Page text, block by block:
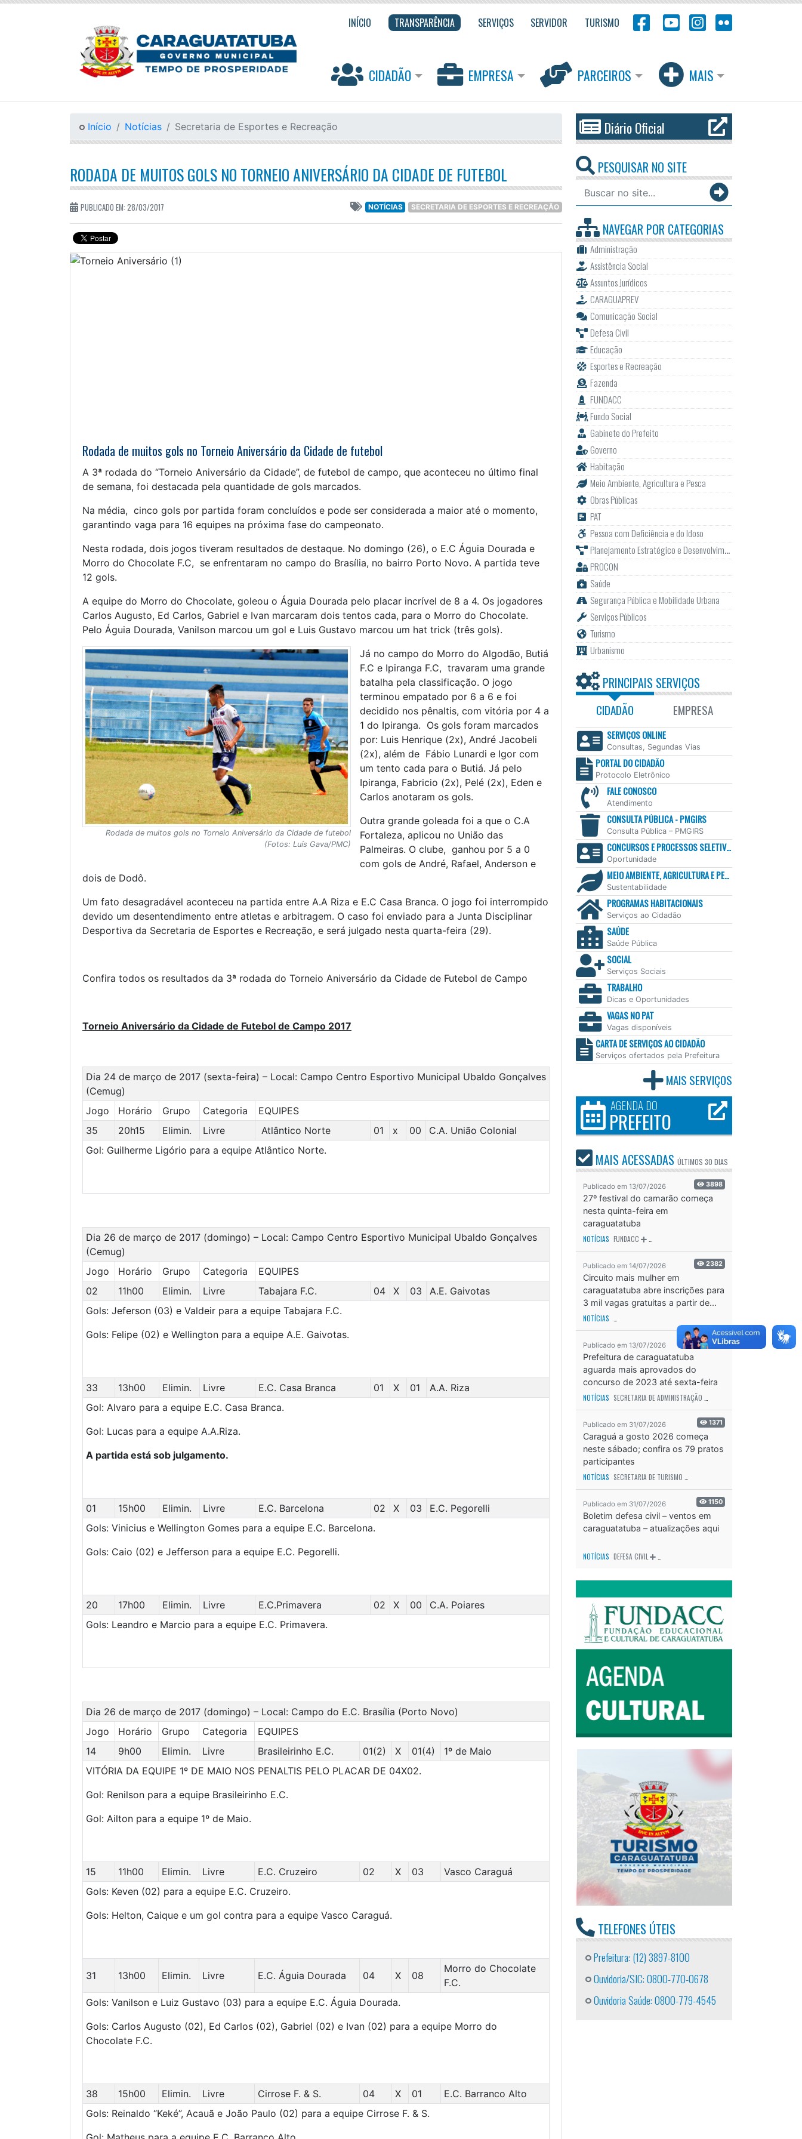
INÍCIO TRANSPARÊNCIA SERVIÇOS SERVIDOR TURISMO
CIDADÃO EMPRESA PARCEIROS MAIS
Início Notícias Secretaria de Esportes e Recreação
RODADA DE MUITOS GOLS NO TORNEIO ANIVERSÁRIO DA CIDADE DE FUTEBOL
PUBLICADO EM: 28/03/2017 NOTÍCIAS SECRETARIA DE ESPORTES E RECREAÇÃO
Rodada de muitos gols no Torneio Aniversário da Cidade de futebol
A 3ª rodada do “Torneio Aniversário da Cidade”, de futebol de campo, que aconteceu no último final
de semana, foi destacada pela quantidade de gols marcados.
Na média, cinco gols por partida foram concluídos e pode ser considerada a maior até o momento,
garantindo vaga para 16 equipes na próxima fase do campeonato.
Nesta rodada, dois jogos tiveram resultados de destaque. No domingo (26), o E.C Águia Dourada e
Morro do Chocolate F.C, se enfrentaram no campo do Brasília, no bairro Porto Novo. A partida teve
12 gols.
A equipe do Morro do Chocolate, goleou o Águia Dourada pelo placar incrível de 8 a 4. Os jogadores
Carlos Augusto, Ed Carlos, Gabriel e Ivan marcaram dois tentos cada, para o Morro do Chocolate.
Pelo Águia Dourada, Vanilson marcou um gol e Luis Gustavo marcou um hat trick (três gols).
Rodada de muitos gols no Torneio Aniversário da Cidade de futebol
(Fotos: Luís Gava/PMC)
Já no campo do Morro do Algodão, Butiá
F.C e Ipiranga F.C, travaram uma grande
batalha pela classificação. O jogo
terminou empatado por 6 a 6 e foi
decidido nos pênaltis, com vitória por 4 a
1 do Ipiranga. Os gols foram marcados
por: Luis Henrique (2x), André Jacobeli
(2x), além de Fábio Lunardi e Igor com
um tento cada para o Butiá. Já pelo
Ipiranga, Fabricio (2x), Pelé (2x), Eden e
Carlos anotaram os gols.
Outra grande goleada foi a que o C.A
Fortaleza, aplicou no União das
Palmeiras. O clube, ganhou por 5 a 0
com gols de André, Rafael, Anderson e
dois de Dodô.
Um fato desagradável aconteceu na partida entre A.A Riza e E.C Casa Branca. O jogo foi interrompido
devido um desentendimento entre atletas e arbitragem. O caso foi enviado para a Junta Disciplinar
Desportiva da Secretaria de Esportes e Recreação, e será julgado nesta quarta-feira (29).
Confira todos os resultados da 3ª rodada do Torneio Aniversário da Cidade de Futebol de Campo
Torneio Aniversário da Cidade de Futebol de Campo 2017
Dia 24 de março de 2017 (sexta-feira) – Local: Campo Centro Esportivo Municipal Ubaldo Gonçalves
(Cemug)
Jogo
Horário Grupo Categoria
EQUIPES
35
20h15 Elimin. Livre Atlântico Norte 01 x 00
C.A. União Colonial
Gol: Guilherme Ligório para a equipe Atlântico Norte.
Dia 26 de março de 2017 (domingo) – Local: Campo Centro Esportivo Municipal Ubaldo Gonçalves
(Cemug)
Jogo
Horário Grupo Categoria
EQUIPES
02
11h00 Elimin. Livre Tabajara F.C. 04 X 03
A.E. Gaivotas
Gols: Jeferson (03) e Valdeir para a equipe Tabajara F.C.
Gols: Felipe (02) e Wellington para a equipe A.E. Gaivotas.
33 13h00 Elimin. Livre E.C. Casa Branca 01 X 01
A.A. Riza
Gol: Alvaro para a equipe E.C. Casa Branca.
Gol: Lucas para a equipe A.A.Riza.
A partida está sob julgamento.
01 15h00 Elimin. Livre E.C. Barcelona 02 X 03
E.C. Pegorelli
Gols: Vinicius e Wellington Gomes para a equipe E.C. Barcelona.
Gols: Caio (02) e Jefferson para a equipe E.C. Pegorelli.
20 17h00 Elimin. Livre E.C.Primavera 02 X 00
C.A. Poiares
Gols: Leandro e Marcio para a equipe E.C. Primavera.
Dia 26 de março de 2017 (domingo) – Local: Campo do E.C. Brasília (Porto Novo)
Jogo
Horário Grupo Categoria
EQUIPES
14
9h00 Elimin. Livre Brasileirinho E.C. 01(2) X 01(4)
1º de Maio
VITÓRIA DA EQUIPE 1º DE MAIO NOS PENALTIS PELO PLACAR DE 04X02.
Gol: Renilson para a equipe Brasileirinho E.C.
Gol: Ailton para a equipe 1º de Maio.
15 11h00 Elimin. Livre E.C. Cruzeiro 02 X 03
Vasco Caraguá
Gols: Keven (02) para a equipe E.C. Cruzeiro.
Gols: Helton, Caique e um gol contra para a equipe Vasco Caraguá.
31 13h00 Elimin. Livre E.C. Águia Dourada 04 X 08
Morro do Chocolate
F.C.
Gols: Vanilson e Luiz Gustavo (03) para a equipe E.C. Águia Dourada.
Gols: Carlos Augusto (02), Ed Carlos (02), Gabriel (02) e Ivan (02) para a equipe Morro do
Chocolate F.C.
38 15h00 Elimin. Livre Cirrose F. & S. 04 X 01
E.C. Barranco Alto
Gols: Reinaldo “Keké”, Acauã e João Paulo (02) para a equipe Cirrose F. & S.
Diário Oficial
PESQUISAR NO SITE
NAVEGAR PORCATEGORIAS
Administração
Assistência Social
Assuntos Jurídicos
CARAGUAPREV
Comunicação Social
Defesa Civil
Educação
Esportes e Recreação
Fazenda
FUNDACC
Fundo Social
Gabinete do Prefeito
Governo
Habitação
Meio Ambiente, Agricultura e Pesca
Obras Públicas
PAT
Pessoa com Deficiência e do Idoso
Planejamento Estratégico e Desenvolvimento
PROCON
Saúde
Segurança Pública e Mobilidade Urbana
Serviços Públicos
Turismo
Urbanismo
PRINCIPAIS SERVIÇOS
CIDADÃO EMPRESA
SERVIÇOS ONLINE
Consultas, Segundas Vias
PORTAL DO CIDADÃO
Protocolo Eletrônico
FALE CONOSCO
Atendimento
CONSULTA PÚBLICA - PMGIRS
Consulta Pública – PMGIRS
CONCURSOS E PROCESSOS SELETIVOS
Oportunidade
MEIO AMBIENTE, AGRICULTURA E PESCA
Sustentabilidade
PROGRAMAS HABITACIONAIS
Serviços ao Cidadão
SAÚDE
Saúde Pública
SOCIAL
Serviços Sociais
TRABALHO
Dicas e Oportunidades
VAGAS NO PAT
Vagas disponíveis
CARTA DE SERVIÇOS AO CIDADÃO
Serviços ofertados pela Prefeitura
MAIS SERVIÇOS
AGENDA DO
PREFEITO
MAIS ACESSADAS ÚLTIMOS 30 DIAS
Publicado em 13/07/2026 3898
27º festival do camarão começa
nesta quinta-feira em
caraguatatuba
NOTÍCIAS FUNDACC
Publicado em 14/07/2026 2382
Circuito mais mulher em
caraguatatuba abre inscrições para
3 mil vagas gratuitas a partir de...
NOTÍCIAS
Publicado em 13/07/2026 1443
Prefeitura de caraguatatuba
aguarda mais aprovados do
concurso de 2023 até sexta-feira
(17)
NOTÍCIAS SECRETARIA DE ADMINISTRAÇÃO
Publicado em 31/07/2026 1371
Caraguá a gosto 2026 começa
neste sábado; confira os 79 pratos
participantes
NOTÍCIAS SECRETARIA DE TURISMO
Publicado em 31/07/2026 1150
Boletim defesa civil – ventos em
caraguatatuba – atualizações aqui
NOTÍCIAS DEFESA CIVIL
TELEFONES ÚTEIS
Prefeitura: (12) 3897-8100
Ouvidoria/SIC: 0800-770-0678
Ouvidoria Saúde: 0800-779-4545